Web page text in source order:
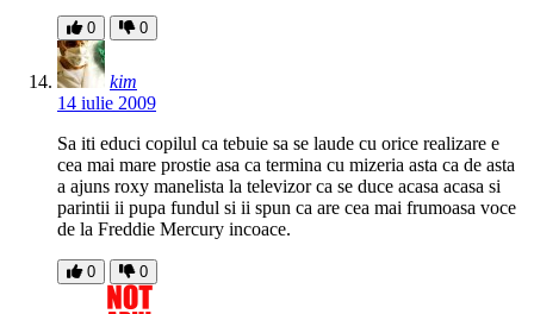
0 0
kim
14 iulie 2009
Sa iti educi copilul ca tebuie sa se laude cu orice realizare e
cea mai mare prostie asa ca termina cu mizeria asta ca de asta
a ajuns roxy manelista la televizor ca se duce acasa acasa si
parintii ii pupa fundul si ii spun ca are cea mai frumoasa voce
de la Freddie Mercury incoace.
0 0